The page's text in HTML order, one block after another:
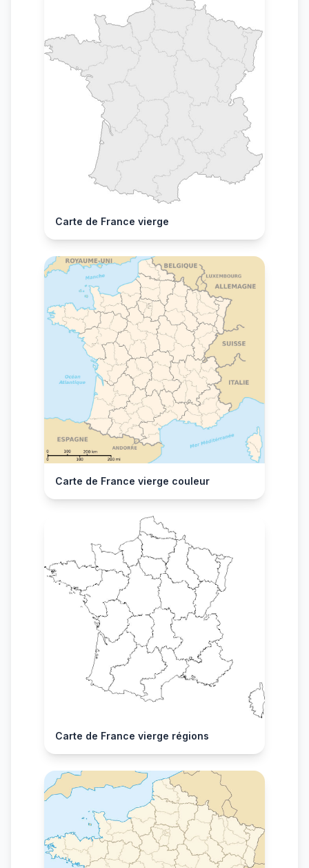
Carte de France vierge
Carte de France vierge couleur
Carte de France vierge régions